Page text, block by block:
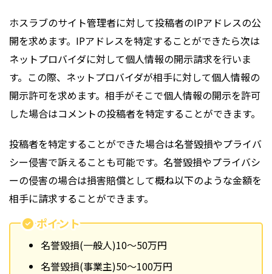
ホスラブのサイト管理者に対して投稿者のIPアドレスの公
開を求めます。IPアドレスを特定することができたら次は
ネットプロバイダに対して個人情報の開示請求を行いま
す。この際、ネットプロバイダが相手に対して個人情報の
開示許可を求めます。相手がそこで個人情報の開示を許可
した場合はコメントの投稿者を特定することができます。
投稿者を特定することができた場合は名誉毀損やプライバ
シー侵害で訴えることも可能です。名誉毀損やプライバシ
ーの侵害の場合は損害賠償として概ね以下のような金額を
相手に請求することができます。
ポイント
名誉毀損(一般人)10〜50万円
名誉毀損(事業主)50〜100万円